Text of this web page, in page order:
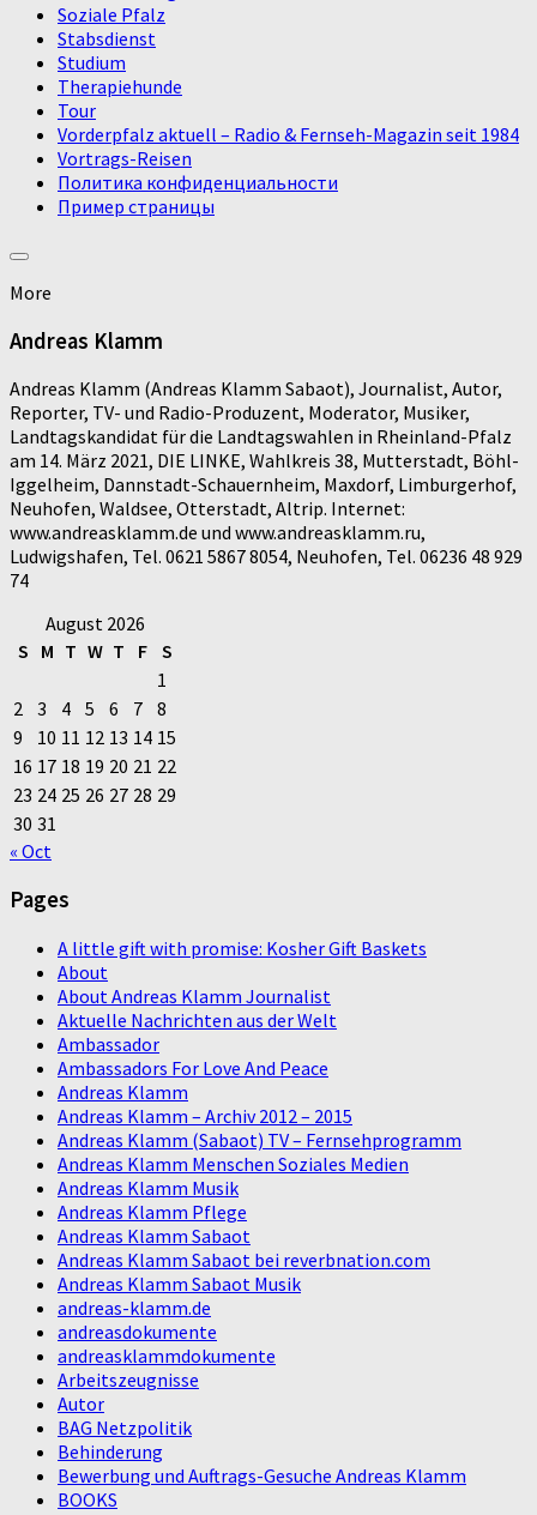
Soziale Pfalz
Stabsdienst
Studium
Therapiehunde
Tour
Vorderpfalz aktuell – Radio & Fernseh-Magazin seit 1984
Vortrags-Reisen
Политика конфиденциальности
Пример страницы
More
Andreas Klamm
Andreas Klamm (Andreas Klamm Sabaot), Journalist, Autor,
Reporter, TV- und Radio-Produzent, Moderator, Musiker,
Landtagskandidat für die Landtagswahlen in Rheinland-Pfalz
am 14. März 2021, DIE LINKE, Wahlkreis 38, Mutterstadt, Böhl-
Iggelheim, Dannstadt-Schauernheim, Maxdorf, Limburgerhof,
Neuhofen, Waldsee, Otterstadt, Altrip. Internet:
www.andreasklamm.de und www.andreasklamm.ru,
Ludwigshafen, Tel. 0621 5867 8054, Neuhofen, Tel. 06236 48 929
74
August 2026
S M T W T F S
1
2 3 4 5 6 7 8
9
10 11 12 13 14 15
16 17 18 19 20 21 22
23 24 25 26 27 28 29
30 31
« Oct
Pages
A little gift with promise: Kosher Gift Baskets
About
About Andreas Klamm Journalist
Aktuelle Nachrichten aus der Welt
Ambassador
Ambassadors For Love And Peace
Andreas Klamm
Andreas Klamm – Archiv 2012 – 2015
Andreas Klamm (Sabaot) TV – Fernsehprogramm
Andreas Klamm Menschen Soziales Medien
Andreas Klamm Musik
Andreas Klamm Pflege
Andreas Klamm Sabaot
Andreas Klamm Sabaot bei reverbnation.com
Andreas Klamm Sabaot Musik
andreas-klamm.de
andreasdokumente
andreasklammdokumente
Arbeitszeugnisse
Autor
BAG Netzpolitik
Behinderung
Bewerbung und Auftrags-Gesuche Andreas Klamm
BOOKS